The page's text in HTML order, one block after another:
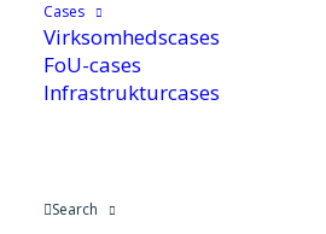
Cases
Virksomhedscases
FoU-cases
Infrastrukturcases
Search
30. september 2020
Danmark skal være en grøn